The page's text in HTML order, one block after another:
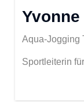
Aqua-Jogging
Sportleiterin